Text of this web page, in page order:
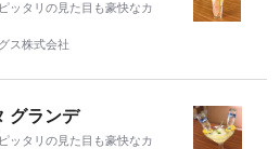
ッタリの見た目も豪快なカ
ス株式会社
グランデ
ッタリの見た目も豪快なカ